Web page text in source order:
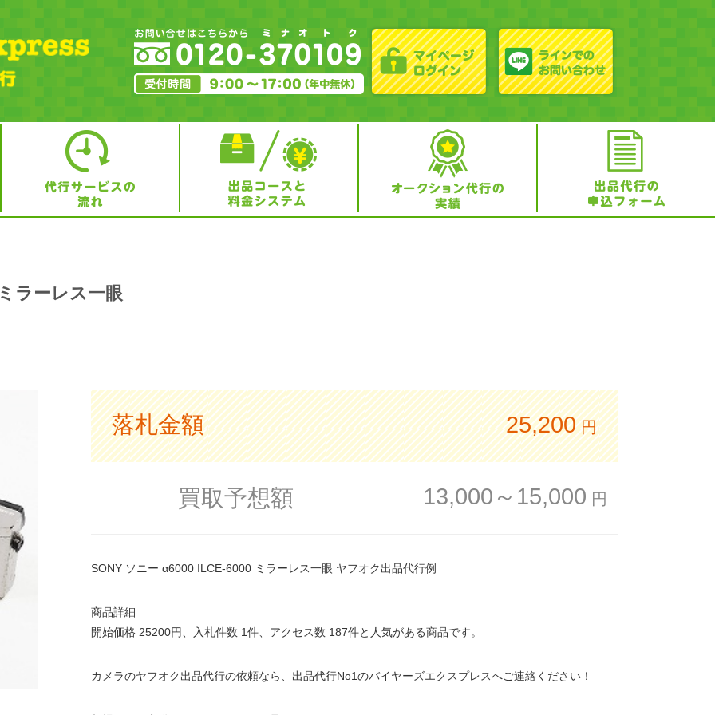
ラーレス一眼
落札金額 25,200 円
買取予想額 13,000～15,000 円
SONY ソニー α6000 ILCE-6000 ミラーレス一眼 ヤフオク出品代行例
商品詳細
開始価格 25200円、入札件数 1件、アクセス数 187件と人気がある商品です。
カメラのヤフオク出品代行の依頼なら、出品代行No1のバイヤーズエクスプレスへご連絡ください！